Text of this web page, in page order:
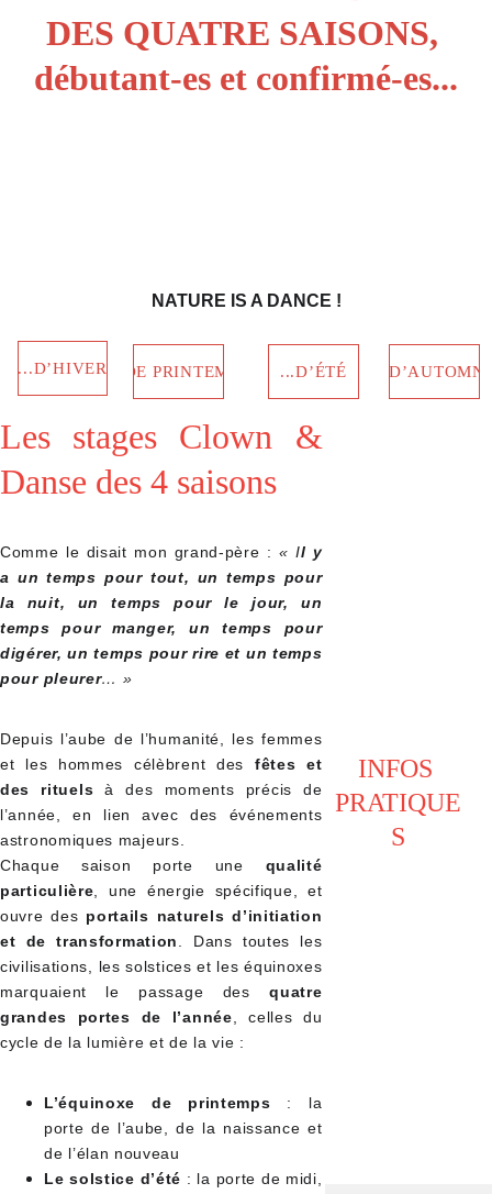
NATURE IS A DANCE !
DES QUATRE SAISONS,
débutant-es et confirmé-es...
...D’HIVER ...DE PRINTEMPS ...D’ÉTÉ
Les stages Clown &
Danse des 4 saisons
Comme le disait mon grand-père : « Il y
a un temps pour tout, un temps pour
la nuit, un temps pour le jour, un
temps pour manger, un temps pour
digérer, un temps pour rire et un temps
pour pleurer… »
Depuis l’aube de l’humanité, les femmes
et les hommes célèbrent des fêtes et
des rituels à des moments précis de
l’année, en lien avec des événements
astronomiques majeurs.
Chaque saison porte une qualité
particulière , une énergie spécifique, et
ouvre des portails naturels d’initiation
et de transformation
. Dans toutes les
civilisations, les solstices et les équinoxes
marquaient le passage desquatre
grandes portes de l’année , celles du
cycle de la lumière et de la vie :
L’équinoxe de printemps : la
porte de l’aube, de la naissance et
de l’élan nouveau
Le solstice d’été : la porte de midi,
INFOS
PRATIQUE
S